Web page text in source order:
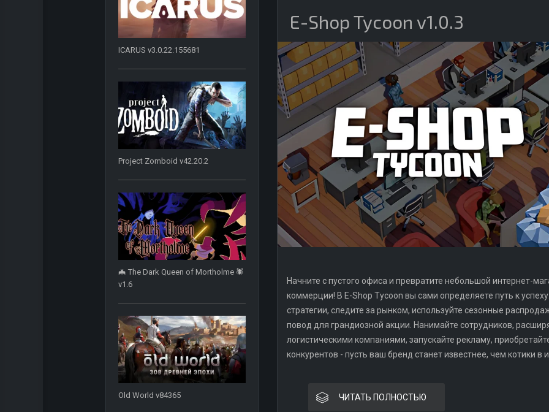
ICARUS v3.0.22.155681
Project Zomboid v42.20.2
🦇 The Dark Queen of Mortholme 🕷️
v1.6
Old World v84365
E-Shop Tycoon v1.0.3
Начните с пустого офиса и превратите небольшой интернет-
коммерции! В E-Shop Tycoon вы сами определяете путь к
стратегии, следите за рынком, используйте сезонные
повод для грандиозной акции. Нанимайте сотрудников,
логистическими компаниями, запускайте рекламу,
конкурентов - пусть ваш бренд станет известнее, чем котики в
ЧИТАТЬ ПОЛНОСТЬЮ